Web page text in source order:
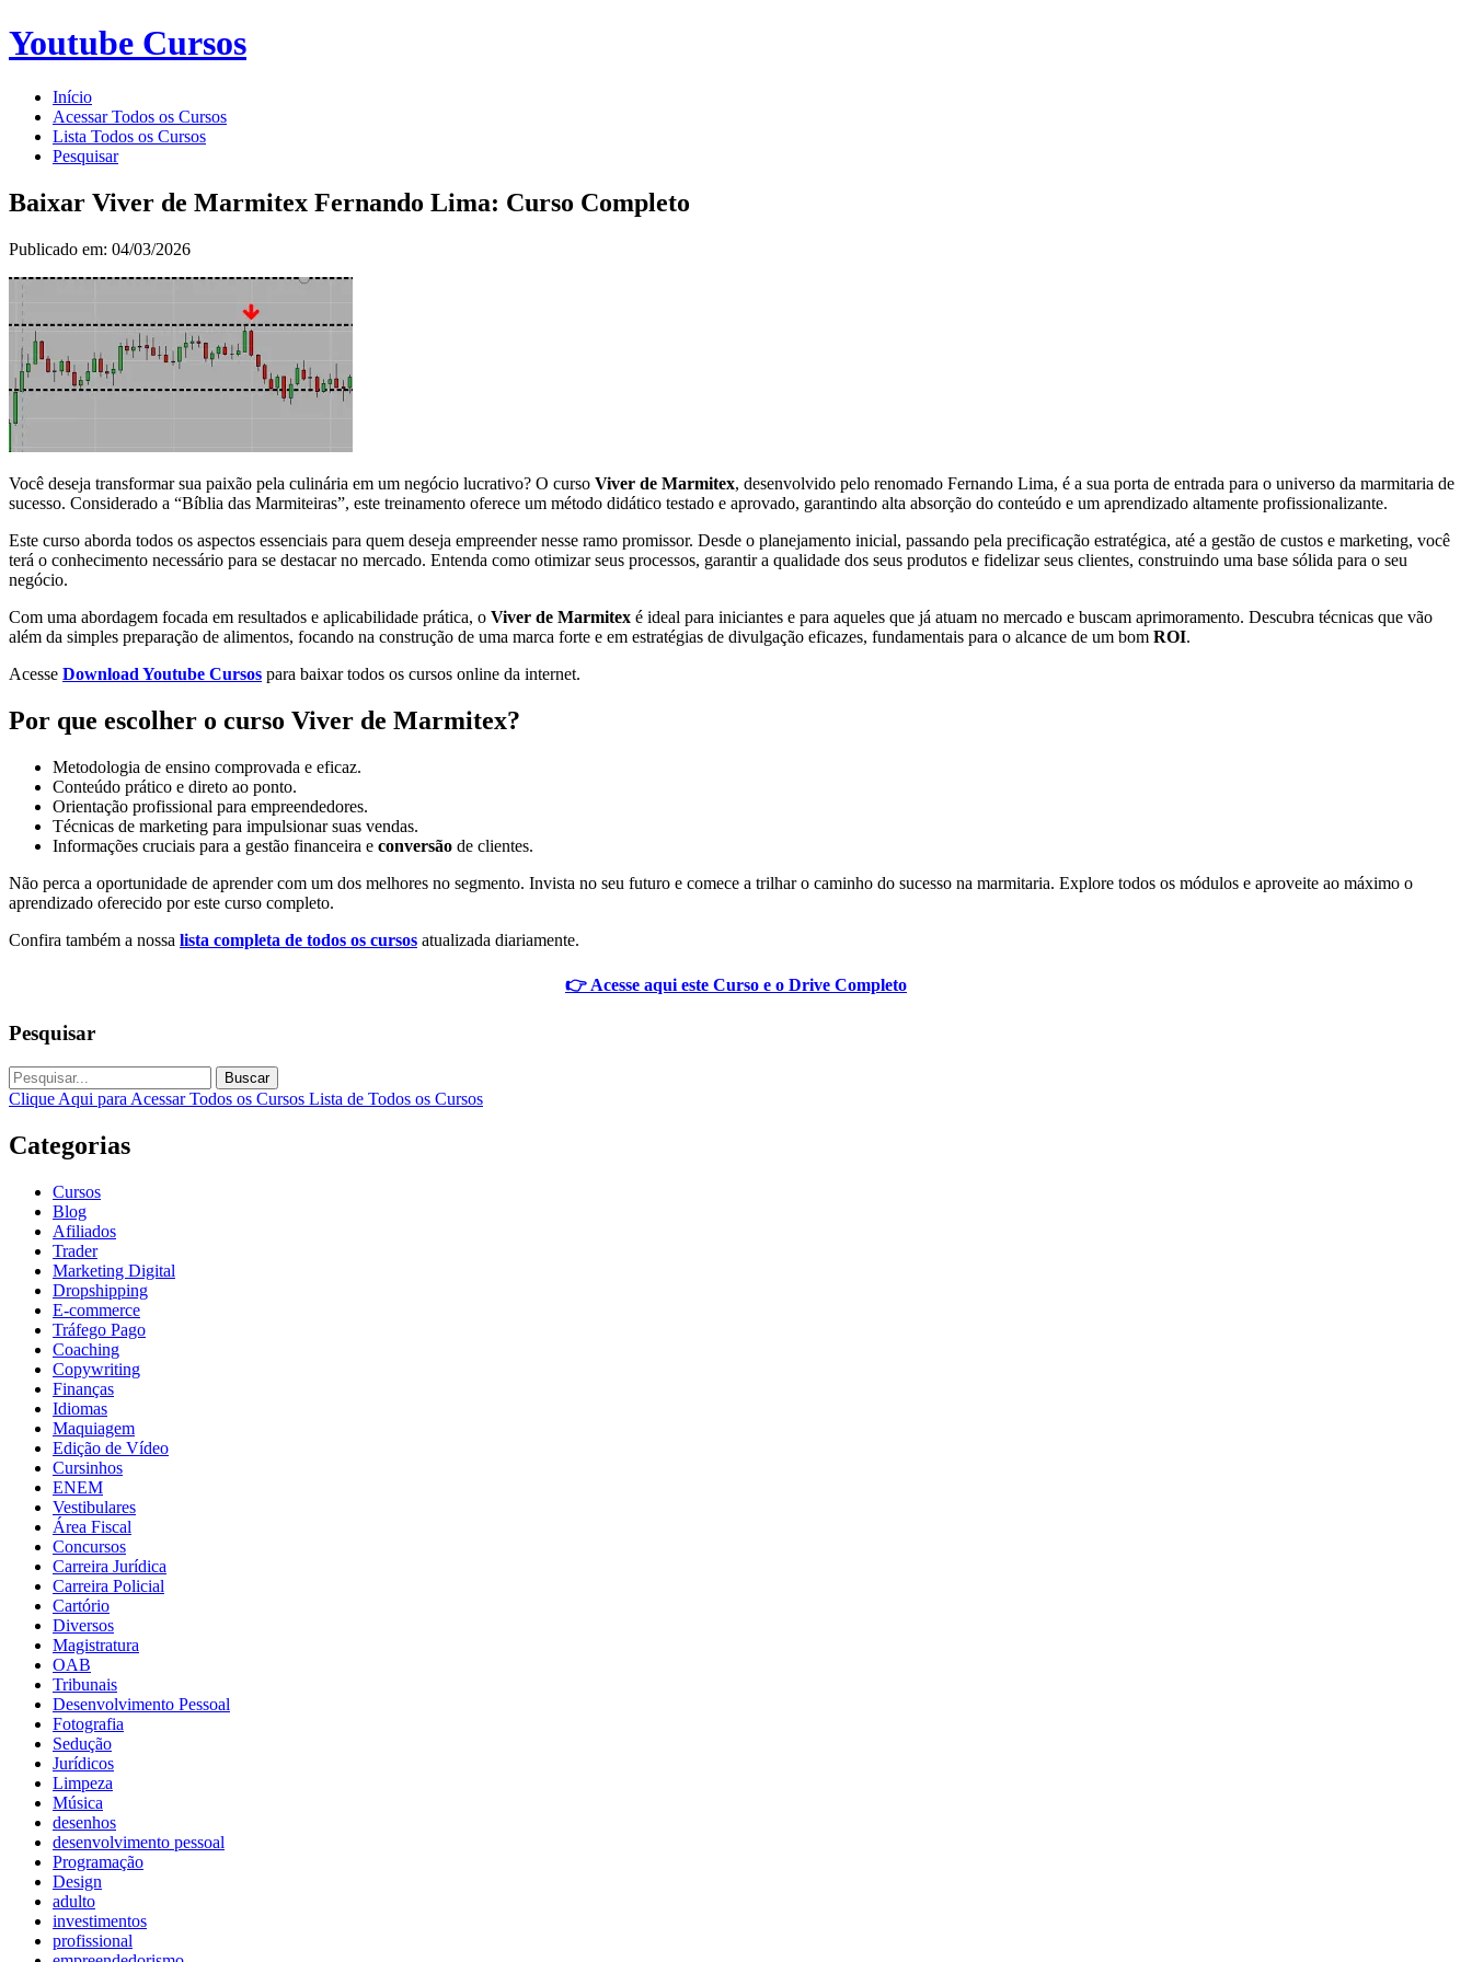
Youtube Cursos
Início
Acessar Todos os Cursos
Lista Todos os Cursos
Pesquisar
Baixar Viver de Marmitex Fernando Lima: Curso Completo
Publicado em: 04/03/2026
Você deseja transformar sua paixão pela culinária em um negócio lucrativo? O curso Viver de Marmitex, desenvolvido pelo renomado Fernando Lima, é a sua porta de entrada para o universo da marmitaria de
sucesso. Considerado a “Bíblia das Marmiteiras”, este treinamento oferece um método didático testado e aprovado, garantindo alta absorção do conteúdo e um aprendizado altamente profissionalizante.
Este curso aborda todos os aspectos essenciais para quem deseja empreender nesse ramo promissor. Desde o planejamento inicial, passando pela precificação estratégica, até a gestão de custos e marketing, você
terá o conhecimento necessário para se destacar no mercado. Entenda como otimizar seus processos, garantir a qualidade dos seus produtos e fidelizar seus clientes, construindo uma base sólida para o seu
negócio.
Com uma abordagem focada em resultados e aplicabilidade prática, o Viver de Marmitex é ideal para iniciantes e para aqueles que já atuam no mercado e buscam aprimoramento. Descubra técnicas que vão
além da simples preparação de alimentos, focando na construção de uma marca forte e em estratégias de divulgação eficazes, fundamentais para o alcance de um bom ROI.
Acesse Download Youtube Cursos para baixar todos os cursos online da internet.
Por que escolher o curso Viver de Marmitex?
Metodologia de ensino comprovada e eficaz.
Conteúdo prático e direto ao ponto.
Orientação profissional para empreendedores.
Técnicas de marketing para impulsionar suas vendas.
Informações cruciais para a gestão financeira e conversão de clientes.
Não perca a oportunidade de aprender com um dos melhores no segmento. Invista no seu futuro e comece a trilhar o caminho do sucesso na marmitaria. Explore todos os módulos e aproveite ao máximo o
aprendizado oferecido por este curso completo.
Confira também a nossa lista completa de todos os cursos atualizada diariamente.
👉 Acesse aqui este Curso e o Drive Completo
Pesquisar
Buscar
Clique Aqui para Acessar Todos os Cursos Lista de Todos os Cursos
Categorias
Cursos
Blog
Afiliados
Trader
Marketing Digital
Dropshipping
E-commerce
Tráfego Pago
Coaching
Copywriting
Finanças
Idiomas
Maquiagem
Edição de Vídeo
Cursinhos
ENEM
Vestibulares
Área Fiscal
Concursos
Carreira Jurídica
Carreira Policial
Cartório
Diversos
Magistratura
OAB
Tribunais
Desenvolvimento Pessoal
Fotografia
Sedução
Jurídicos
Limpeza
Música
desenhos
desenvolvimento pessoal
Programação
Design
adulto
investimentos
profissional